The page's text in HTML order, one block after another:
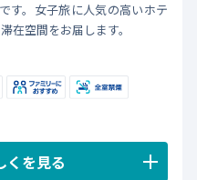
す。女子旅に人気の高いホテ
在空間をお届します。
くを見る